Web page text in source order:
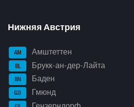
Нижняя Австрия
AM Амштеттен
BL Брукк-ан-дер-Лайта
BN Баден
GD Гмюнд